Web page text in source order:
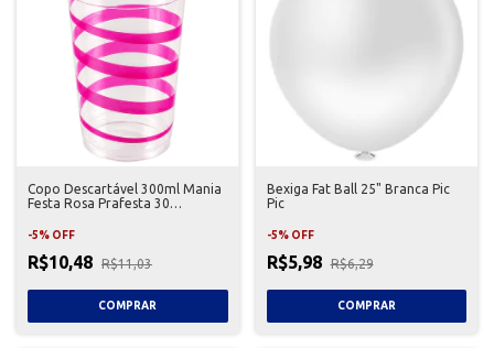
Copo Descartável 300ml Mania
Festa Rosa Prafesta 30
-5% OFF
R$10,48 R$11,03
Bexiga Fat Ball 25" Branca Pic
Pic
-5% OFF
R$5,98 R$6,29